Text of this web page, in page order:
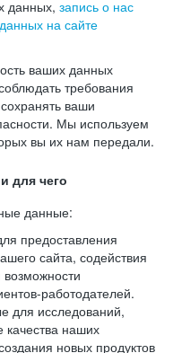
данных, запись о нас
на сайте
ваших данных
требования
ваши
Мы используем
вы их нам передали.
для чего
данные:
предоставления
сайта, содействия
возможности
работодателей.
для исследований,
наших
новых продуктов